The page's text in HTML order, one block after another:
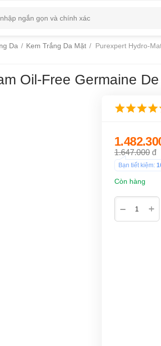
Da / Kem Trắng Da Mặt / Purexpert Hydro-
Oil-Free Germaine
1.647.000 đ
Bạn tiết kiệm:
Còn hàng
+
−